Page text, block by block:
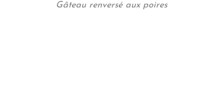
Gâteau renversé aux poires